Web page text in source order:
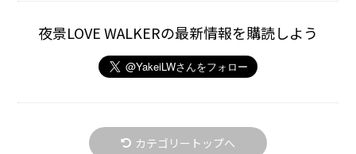
夜景LOVE WALKERの最新情報を購読しよう
カテゴリートップへ